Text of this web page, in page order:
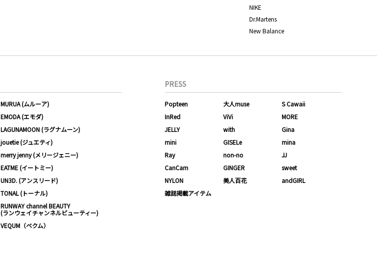
NIKE
Dr.Martens
New Balance
MURUA (ムルーア)
EMODA (エモダ)
LAGUNAMOON (ラグナムーン)
jouetie (ジュエティ)
merry jenny (メリージェニー)
EATME (イートミー)
UN3D. (アンスリード)
TONAL (トーナル)
RUNWAY channel BEAUTY
(ランウェイチャンネルビューティー)
VEQUM（ベクム）
PRESS
Popteen 大人muse
S Cawaii
InRed
ViVi
MORE
JELLY
with
Gina
mini
GISELe
mina
Ray
non-no
JJ
CanCam
GINGER
sweet
NYLON
美人百花
andGIRL
雑誌掲載アイテム